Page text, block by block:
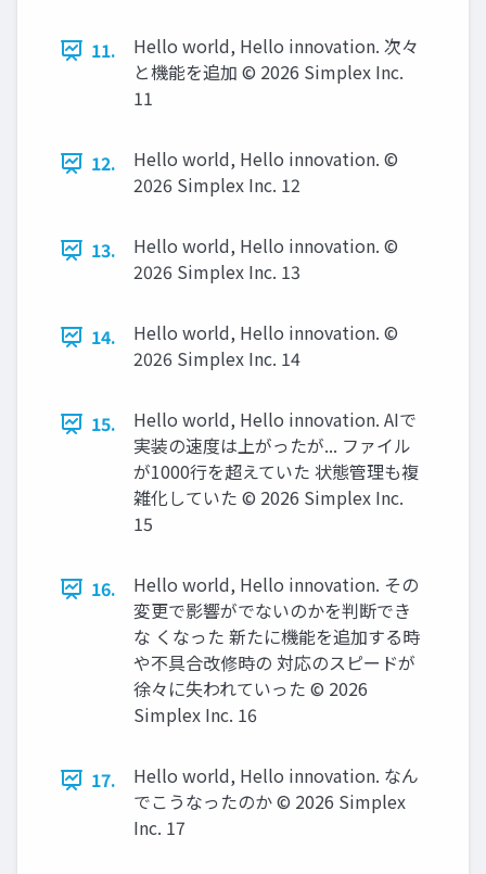
11.
Hello world, Hello innovation. 次々
と機能を追加 ©️ 2026 Simplex Inc.
11
12.
Hello world, Hello innovation. ©️
2026 Simplex Inc. 12
13.
Hello world, Hello innovation. ©️
2026 Simplex Inc. 13
14.
Hello world, Hello innovation. ©️
2026 Simplex Inc. 14
15.
Hello world, Hello innovation. AIで
実装の速度は上がったが... ファイル
が1000行を超えていた 状態管理も複
雑化していた ©️ 2026 Simplex Inc.
15
16.
Hello world, Hello innovation. その
変更で影響がでないのかを判断でき
な くなった 新たに機能を追加する時
や不具合改修時の 対応のスピードが
徐々に失われていった ©️ 2026
Simplex Inc. 16
17.
Hello world, Hello innovation. なん
でこうなったのか ©️ 2026 Simplex
Inc. 17